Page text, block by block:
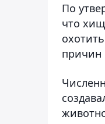
По
что
причин